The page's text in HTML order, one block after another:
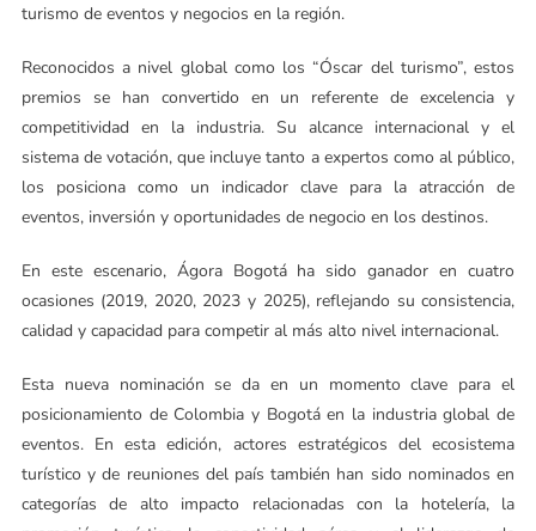
turismo de eventos y negocios en la región.
Reconocidos a nivel global como los “Óscar del turismo”, estos
premios se han convertido en un referente de excelencia y
competitividad en la industria. Su alcance internacional y el
sistema de votación, que incluye tanto a expertos como al público,
los posiciona como un indicador clave para la atracción de
eventos, inversión y oportunidades de negocio en los destinos.
En este escenario, Ágora Bogotá ha sido ganador en cuatro
ocasiones (2019, 2020, 2023 y 2025), reflejando su consistencia,
calidad y capacidad para competir al más alto nivel internacional.
Esta nueva nominación se da en un momento clave para el
posicionamiento de Colombia y Bogotá en la industria global de
eventos. En esta edición, actores estratégicos del ecosistema
turístico y de reuniones del país también han sido nominados en
categorías de alto impacto relacionadas con la hotelería, la